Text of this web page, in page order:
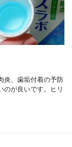
炎、歯垢付着の予防
のが良いです。ヒリ